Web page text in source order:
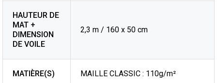
HAUTEUR DE
MAT +
DIMENSION
DE VOILE
2,3 m / 160 x 50 cm
MATIÈRE(S) MAILLE CLASSIC : 110g/m²